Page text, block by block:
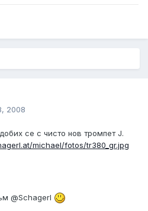
2008
се с чисто нов тромпет J.
michael/fotos/tr380_gr.jpg
@Schagerl